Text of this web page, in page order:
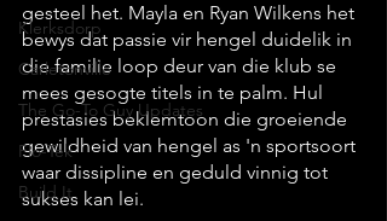
Klerksdorp
Carletonville
The Go-To Guy Updates
Flo-Tek
Build It
gesteel het. Mayla en Ryan Wilkens het
bewys dat passie vir hengel duidelik in
die familie loop deur van die klub se
mees gesogte titels in te palm. Hul
prestasies beklemtoon die groeiende
gewildheid van hengel as 'n sportsoort
waar dissipline en geduld vinnig tot
sukses kan lei.